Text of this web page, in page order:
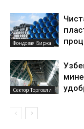
Фондовая Биржа
Сектор Торговли